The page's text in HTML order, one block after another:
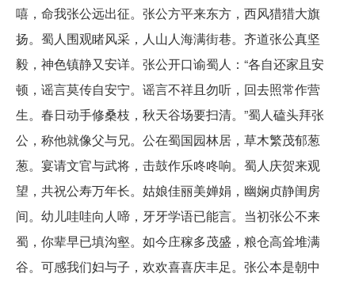
嘻，命我张公远出征。张公方平来东方，西风猎猎大旗
扬。蜀人围观睹风采，人山人海满街巷。齐道张公真坚
毅，神色镇静又安详。张公开口谕蜀人：“各自还家且安
顿，谣言莫传自安宁。谣言不祥且勿听，回去照常作营
生。春日动手修桑枝，秋天谷场要扫清。”蜀人磕头拜张
公，称他就像父与兄。公在蜀国园林居，草木繁茂郁葱
葱。宴请文官与武将，击鼓作乐咚咚响。蜀人庆贺来观
望，共祝公寿万年长。姑娘佳丽美婵娟，幽娴贞静闺房
间。幼儿哇哇向人啼，牙牙学语已能言。当初张公不来
蜀，你辈早已填沟壑。如今庄稼多茂盛，粮仓高耸堆满
谷。可感我们妇与子，欢欢喜喜庆丰足。张公本是朝中